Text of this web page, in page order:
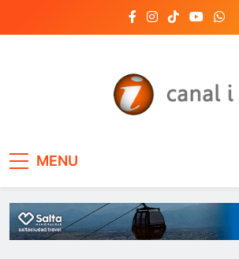
Salta,
mundo, las
del día
MENU